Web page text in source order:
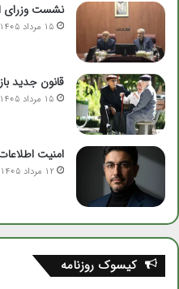
نشست وزرای
15 مرداد 1405
قانون جدید
15 مرداد 1405
امنیت
12 مرداد 1405
کیسوک روزنامه